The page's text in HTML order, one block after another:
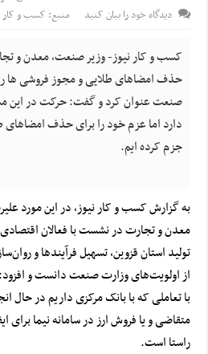
دیدگاه خود را بیان کنید
منبع: کسب و کار
کسب و کار نیوز- وزیر صنعت، معدن و
حذف امضاهای طلایی و مجوز فروشی ها
صنعت عنوان کرد و گفت: حرکت در این
دارد اما عزم خود را برای حذف امضاهای
جزم کرده ایم.
به گزارش کسب و کار نیوز، در این مورد
معدن و تجارت در نشست با فعالان
تولیداستان قزوین، تسهیل فرآیندها و
از اولویت‌های وزارت صنعت دانست و
با تعاملی که با بانک مرکزی داریم در حال
متقاضی و یا فروش ارز در سامانه نیما
راستا است.